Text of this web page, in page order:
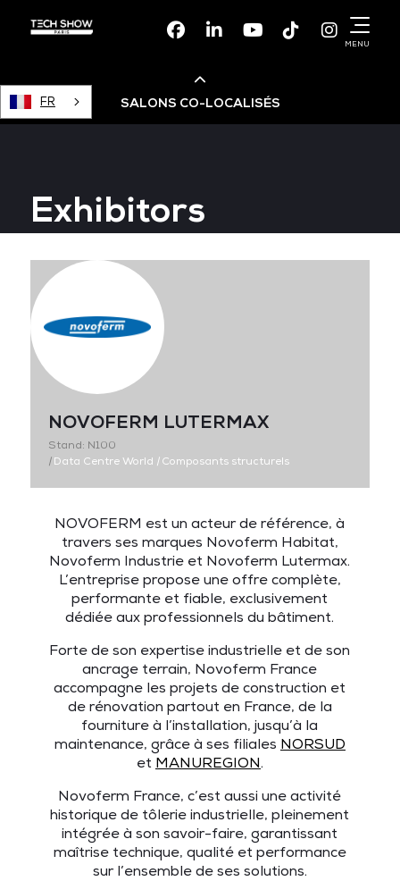
FacebookLinkedinYoutubeTikTok
MENU
FR SALONS CO-LOCALISÉS
Devops Live
Cloud & Cyber Security
Data & AI Leaders Summit
Data Centre World
Exhibitors
NOVOFERM LUTERMAX
Stand: N100
|Data Centre World |Composants structurels
NOVOFERM est un acteur de référence, à
travers ses marques Novoferm Habitat,
Novoferm Industrie et Novoferm Lutermax.
L’entreprise propose une offre complète,
performante et fiable, exclusivement
dédiée auxprofessionnels du bâtiment.
Forte de son expertise industrielle et de son
ancrage terrain, Novoferm France
accompagne les projets de construction et
de rénovation partout en France, de la
fourniture à l’installation, jusqu’à la
maintenance, grâce à ses filiales NORSUD
et MANUREGION.
Novoferm France, c’est aussi une activité
historique de tôlerie industrielle, pleinement
intégrée à son savoir-faire, garantissant
maîtrise technique, qualité et performance
sur l’ensemble de ses solutions.